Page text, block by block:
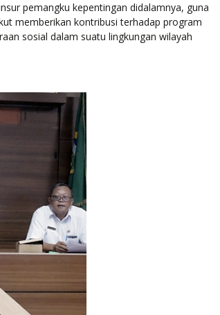
pemangku kepentingan didalamnya, guna
memberikan kontribusi terhadap program
sosial dalam suatu lingkungan wilayah